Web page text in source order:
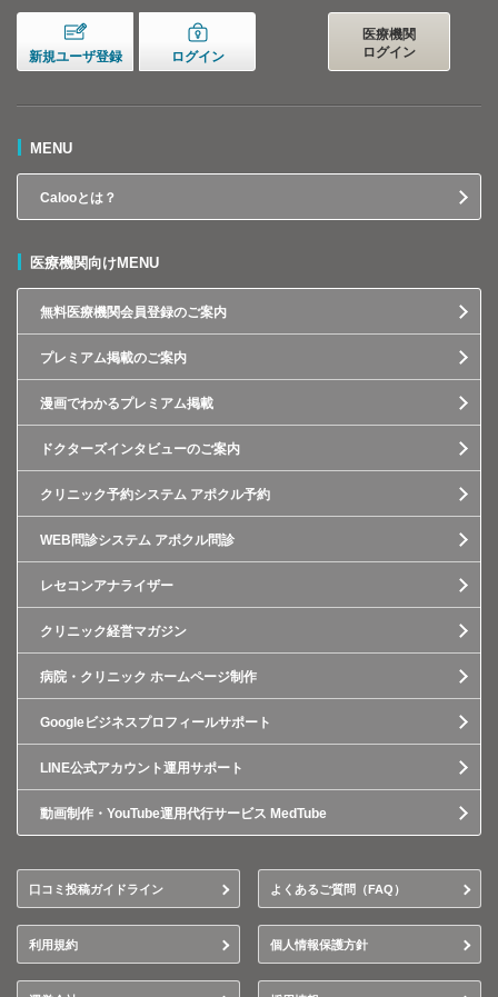
新規ユーザ登録 ログイン
医療機関
ログイン
MENU
Calooとは？
医療機関向けMENU
無料医療機関会員登録のご案内
プレミアム掲載のご案内
漫画でわかるプレミアム掲載
ドクターズインタビューのご案内
クリニック予約システム アポクル予約
WEB問診システム アポクル問診
レセコンアナライザー
クリニック経営マガジン
病院・クリニック ホームページ制作
Googleビジネスプロフィールサポート
LINE公式アカウント運用サポート
動画制作・YouTube運用代行サービス MedTube
口コミ投稿ガイドライン よくあるご質問（FAQ）
利用規約 個人情報保護方針